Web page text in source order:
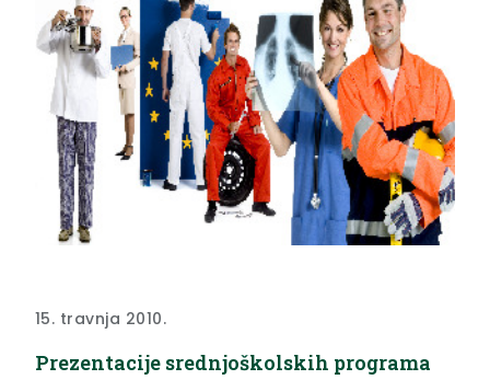
15. travnja 2010.
Prezentacije srednjoškolskih programa